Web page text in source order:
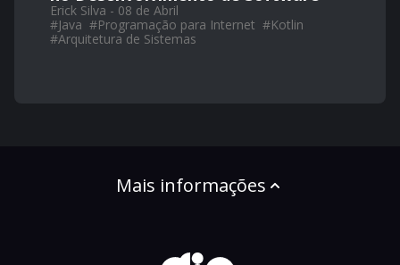
Erick Silva - 08 de Abril
#Java #Programação para Internet #Kotlin
#Arquitetura de Sistemas
Mais informações